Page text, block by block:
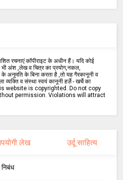
रचनाएं कॉपीराइट के अधीन हैं। यदि कोई
भी अंश ,लेख व चित्र का प्रयोग,नकल,
अनुमति के बिना करता है ,तो यह गैरकानूनी व
व्यक्ति व संस्था स्वयं कानूनी हर्ज़े - खर्चे का
website is copyrighted. Do not copy
permission. Violations will attract
लेख उर्दू साहित्य
निबंध